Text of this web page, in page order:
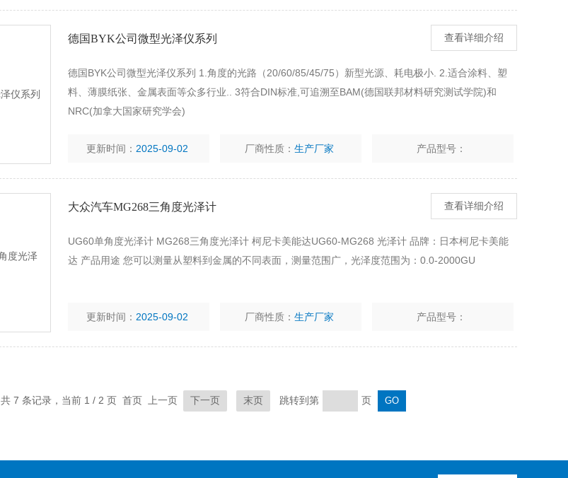
德国BYK公司微型光泽仪系列 查看详细介绍
德国BYK公司微型光泽仪系列 1.角度的光路（20/60/85/45/75）新型光源、耗电极小. 2.适合涂料、塑
料、薄膜纸张、金属表面等众多行业.. 3符合DIN标准,可追溯至BAM(德国联邦材料研究测试学院)和
NRC(加拿大国家研究学会)
更新时间： 2025-09-02 厂商性质：生产厂家 产品型号：
大众汽车MG268三角度光泽计 查看详细介绍
UG60单角度光泽计 MG268三角度光泽计 柯尼卡美能达UG60-MG268 光泽计 品牌：日本柯尼卡美能
达 产品用途 您可以测量从塑料到金属的不同表面，测量范围广，光泽度范围为：0.0-2000GU
更新时间： 2025-09-02 厂商性质：生产厂家 产品型号：
共 7 条记录，当前 1 / 2 页 首页 上一页 下一页 末页 跳转到第 页